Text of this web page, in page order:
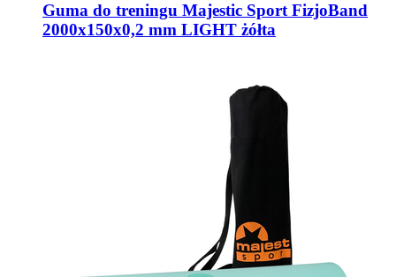
Guma do treningu Majestic Sport FizjoBand
2000x150x0,2 mm LIGHT żółta